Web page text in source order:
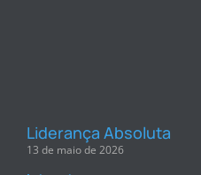
Liderança Absoluta
13 de maio de 2026